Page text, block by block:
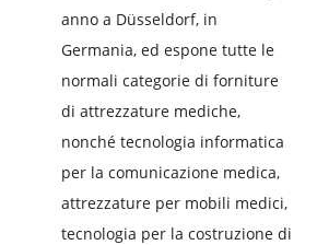
anno a Düsseldorf, in
Germania, ed espone tutte le
normali categorie di forniture
di attrezzature mediche,
nonché tecnologia informatica
per la comunicazione medica,
attrezzature per mobili medici,
tecnologia per la costruzione di